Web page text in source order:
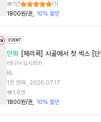
1만
(1 )
1800원/권
10% 할인
만화 [체리콕] 시골에서 첫 섹스 [단
테니야 요시와키
BL
1권 연재 , 2026.07.17
1.9천
1800원/권
10% 할인